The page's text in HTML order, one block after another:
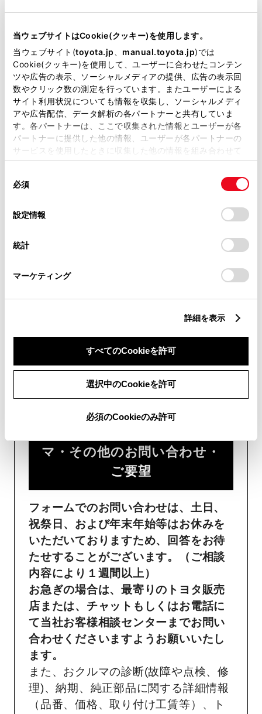
当ウェブサイトはCookie(クッキー)を使用します。
当ウェブサイト(toyota.jp manual.toyota.jp)では
Cookie(クッキー)を使用して、ユーザーに合わせたコンテン
ツや広告の表示、ソーシャルメディアの提供、広告の表示回
数やクリック数の測定を行っています。またユーザーによる
サイト利用状況についても情報を収集し、ソーシャルメディ
アや広告配信、データ解析の各パートナーと共有していま
す。各パートナーは、ここで収集された情報とユーザーが各
パートナーに提供した他の情報、ユーザーが各パートナーの
サービスを使用したときに収集した他の情報を組み合わせて
使用することがあります。当ウェブサイトの使用を続行する
デバイスにすべてのCookie(クッキー)が保存されることに同
意したことになります。Cookie(クッキー)のオプトアウト、
設定の変更、同意を撤回したりするにあたっては、当社の
「Cookie（クッキー）情報の取り扱いについて
」をご覧くだ
必須
設定情報
統計
マーケティング
詳細を表示
すべてのCookieを許可
選択中のCookieを許可
必須のCookieのみ許可
リコール等情報はこちら
チャットでお問い合わせ
受付：10:00～18:00
チャットでのお問い合わせはお待たせ
フォームでお問い合わせ
受付：24時間受付
マ・その他のお問い合わせ・
ご要望​
フォームでのお問い合わせは、土日、
祝祭日、および年末年始等はお休みを
いただいておりますため、回答をお待
たせすることがございます。（ご相談
内容により１週間以上）
お急ぎの場合は、最寄りのトヨタ販売
店または、チャットもしくはお電話に
て当社お客様相談センターまでお問い
合わせくださいますようお願いいたし
ます。
また、おクルマの診断(故障や点検、修
理)、納期、純正部品に関する詳細情報
（品番、価格、取り付け工賃等）、ト